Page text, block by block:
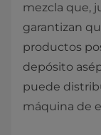
mezcla que,
garantizan
productos
depósito
puede
máquina de